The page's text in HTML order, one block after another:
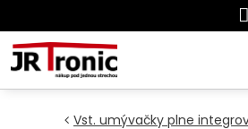
Vst. umývačky plne